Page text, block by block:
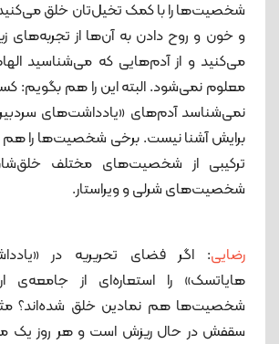
شخصیت‌ها را با کمک تخیل‌تان خلق
و خون و روح دادن به آن‌ها از تجربه‌های
می‌کنید و از آدم‌هایی که می‌شناسید
معلوم نمی‌شود. البته این را هم بگویم:
نمی‌شناسد آدم‌های «یادداشت‌های
برایش آشنا نیست. برخی شخصیت‌ها را هم
ترکیبی از شخصیت‌های مختلف
شخصیت‌های شرلی و ویراستار.
رضایی: اگر فضای تحریریه در
هایاتسک» را استعاره‌ای از جامعه‌ی
شخصیت‌ها هم نمادین خلق شده‌اند؟
سقفش در حال ریزش است و هر روز یک